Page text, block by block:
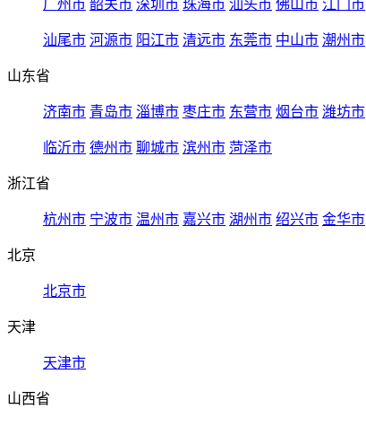
广州市 韶关市 深圳市 珠海市 汕头市 佛山市 江门市
汕尾市 河源市 阳江市 清远市 东莞市 中山市 潮州市
山东省
济南市 青岛市 淄博市 枣庄市 东营市 烟台市 潍坊市
临沂市 德州市 聊城市 滨州市 菏泽市
浙江省
杭州市 宁波市 温州市 嘉兴市 湖州市 绍兴市 金华市
北京
北京市
天津
天津市
山西省